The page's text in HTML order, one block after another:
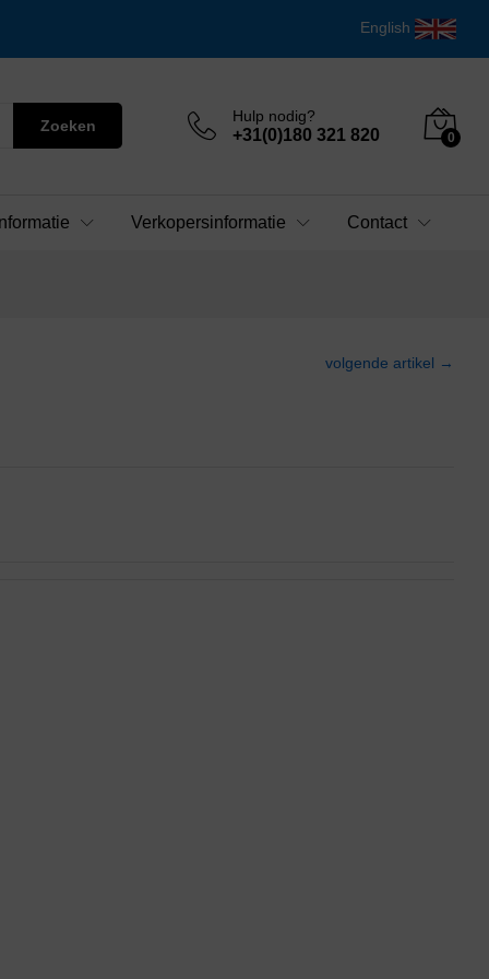
English
Zoeken
Hulp nodig?
+31(0)180 321 820 0
Verkopersinformatie Contact
volgende artikel →